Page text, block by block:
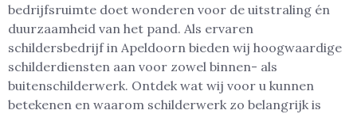
bedrijfsruimte doet wonderen voor de uitstraling én
duurzaamheid van het pand. Als ervaren
schildersbedrijf in Apeldoorn bieden wij hoogwaardige
schilderdiensten aan voor zowel binnen- als
buitenschilderwerk. Ontdek wat wij voor u kunnen
betekenen en waarom schilderwerk zo belangrijk is